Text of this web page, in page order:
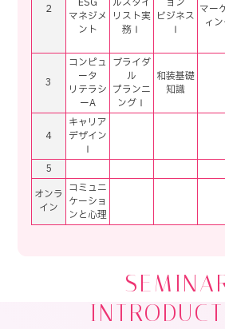
2
マネジメ
ント
リスト実
務Ⅰ
ビジネス
Ⅰ
マー
ィ
3
コンピュ
ータ
リテラシ
ーA
ブライダ
ル
プランニ
ングⅠ
和装基礎
知識
4
キャリア
デザイン
Ⅰ
5
オンラ
イン
コミュニ
ケーショ
ンと心理